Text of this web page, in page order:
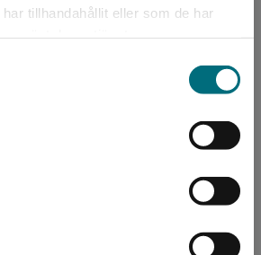
tillhandahållit eller som de har
du besöker
slutföra ett köp måste
Författare